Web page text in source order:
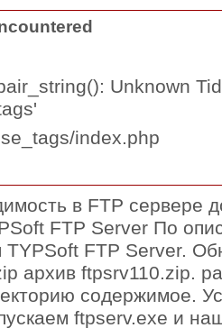
Unknown
index.php
в FTP сервере
FTP Server По
TYPSoft FTP Server.
архив ftpsrv110.zip.
содержимое.
ftpserv.exe и